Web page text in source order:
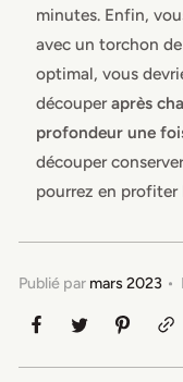
minutes. Enfin,
avec un torchon
optimal, vous
découperaprès
profondeur une
découper
pourrez en
Publié par mars 2023